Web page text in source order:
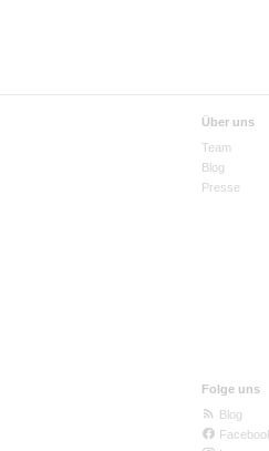
Über uns
Team
Blog
Presse
Folge uns
Blog